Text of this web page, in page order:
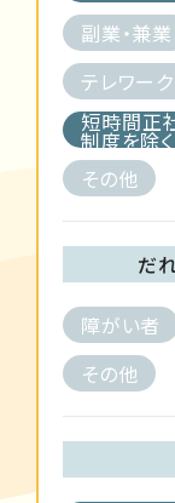
副業・兼業
テレワー
短時間正
制度を除く
その他
だ
障がい者
その他